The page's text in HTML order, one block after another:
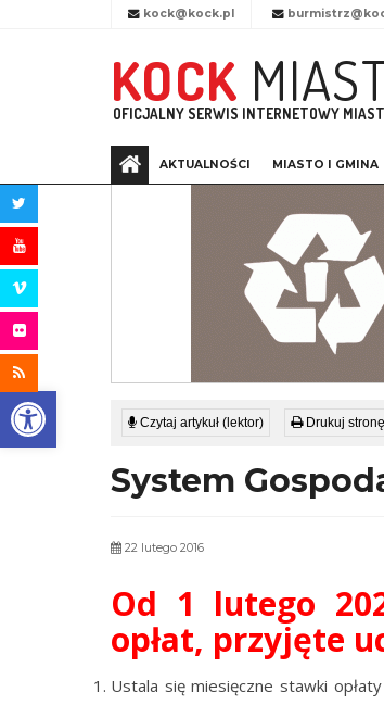
Otwórz pasek narzędzi
kock@kock.pl
KOCK
OFICJALNY SERWIS INTERNETOWY
STRONA
AKTUALNOŚCI MIASTO I GMINA
Czytaj artykuł (lektor) Drukuj stronę
System
22 lutego 2016
Od 1 lutego
opłat, przyjęte
Ustala się miesięczne stawki